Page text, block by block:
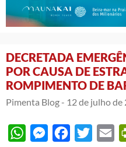
DECRETADA
POR CAUSA DE
ROMPIMENTO DE
Pimenta Blog - 12 de julho de
WhatsAppMessengerFacebook
Twitter